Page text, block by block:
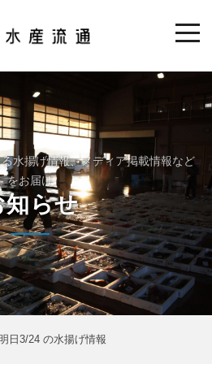
水揚げ情報、メディア掲載情報など
をお届け
知らせ
日3/24 の水揚げ情報